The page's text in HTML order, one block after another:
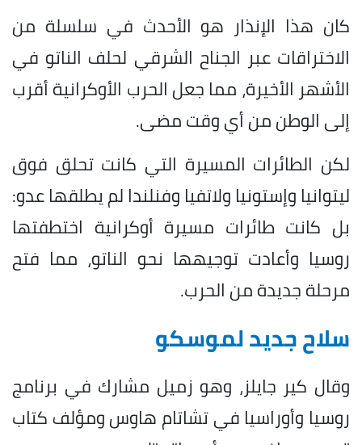
كان هذا الإنذار هو الأحدث في سلسلة من
الاختراقات عبر الجناح الشرقي لحلف الناتو في
الأشهر الأخيرة، مما جعل الحرب الأوكرانية أقرب
إلى الوطن من أي وقت مضى.
لكن الطائرات المسيرة التي كانت تحلق فوق
ليتوانيا وإستونيا ولاتفيا وفنلندا لم يطلقها عدو:
بل كانت طائرات مسيرة أوكرانية اختطفتها
روسيا وأعادت توجيهها نحو الناتو، مما فتح
مرحلة جديدة من الحرب.
سلاح جديد لموسكو
وقال كير جايلز، وهو زميل مشارك في برنامج
روسيا وأوراسيا في تشاتام هاوس ومؤلف كتاب